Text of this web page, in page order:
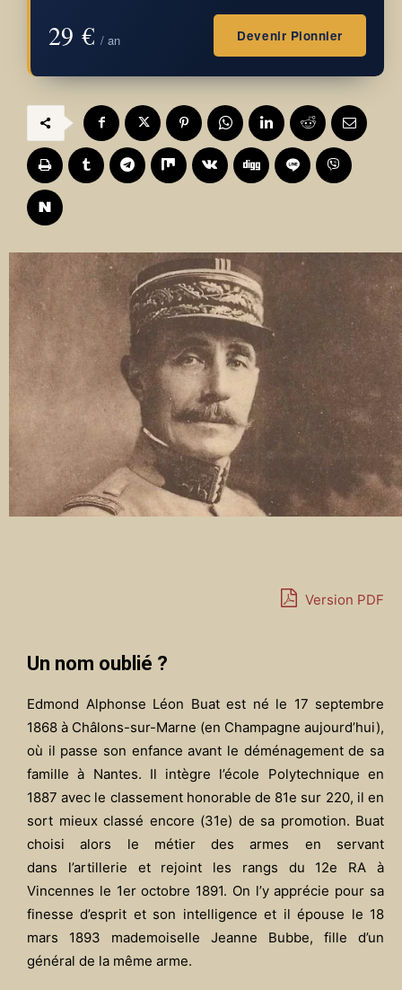
29 € / an Devenir Pionnier
Version PDF
Un nom oublié ?
Edmond Alphonse Léon Buat est né le 17 septembre
1868 à Châlons-sur-Marne (en Champagne aujourd’hui),
où il passe son enfance avant le déménagement de sa
famille à Nantes. Il intègre l’école Polytechnique en
1887 avec le classement honorable de 81e sur 220, il en
sort mieux classé encore (31e) de sa promotion. Buat
choisi alors le métier des armes en servant
dans l’artillerie et rejoint les rangs du 12e RA à
Vincennes le 1er octobre 1891. On l’y apprécie pour sa
finesse d’esprit et son intelligence et il épouse le 18
mars 1893 mademoiselle Jeanne Bubbe, fille d’un
général de la même arme.